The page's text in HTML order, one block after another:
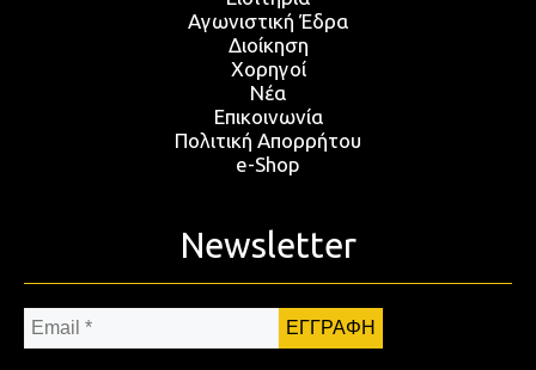
Αγωνιστική Έδρα
Διοίκηση
Χορηγοί
Νέα
Επικοινωνία
Πολιτική Απορρήτου
e-Shop
Newsletter
Email
*